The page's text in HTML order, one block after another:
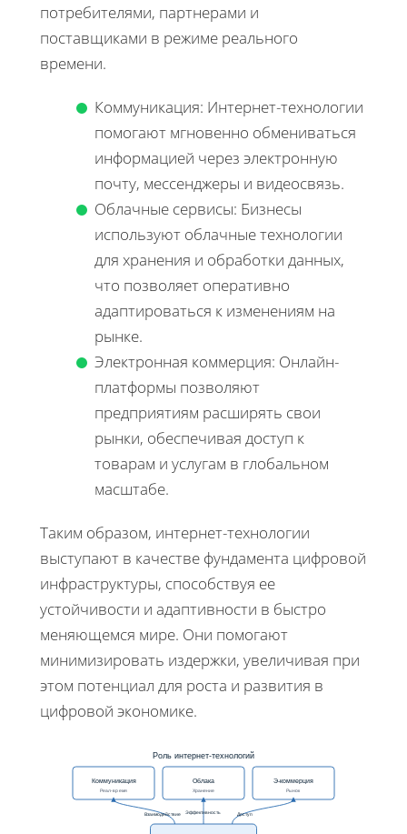
потребителями, партнерами и
поставщиками в режиме реального
времени.
Коммуникация: Интернет-технологии
помогают мгновенно обмениваться
информацией через электронную
почту, мессенджеры и видеосвязь.
Облачные сервисы: Бизнесы
используют облачные технологии
для хранения и обработки данных,
что позволяет оперативно
адаптироваться к изменениям на
рынке.
Электронная коммерция: Онлайн-
платформы позволяют
предприятиям расширять свои
рынки, обеспечивая доступ к
товарам и услугам в глобальном
масштабе.
Таким образом, интернет-технологии
выступают в качестве фундамента цифровой
инфраструктуры, способствуя ее
устойчивости и адаптивности в быстро
меняющемся мире. Они помогают
минимизировать издержки, увеличивая при
этом потенциал для роста и развития в
цифровой экономике.
Роль интернет‑технологий
Коммуникация
Реал‑время
Облака
Хранение
Э-коммерция
Рынок
Взаимодействие Эффективность Доступ